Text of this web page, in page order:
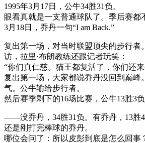
1995年3月17日，公牛34胜31负。
眼看真就是一支普通球队了。季后赛都
3月18日，乔丹一句“I am Back.”
复出第一场，对当时联盟顶尖的步行者
访，拉里·布朗教练还跟记者玩笑：
“你们真仁慈。猫王都复活了，你们还
复出第一场，大家都说乔丹没回到巅峰
气。公牛输给步行者。
然后赛季剩下的16场比赛，公牛13胜3负
——没乔丹，34胜31负。有乔丹，13胜4
还是刚打完棒球的乔丹。
哪位会问了：所以皮彭到底是怎么回事